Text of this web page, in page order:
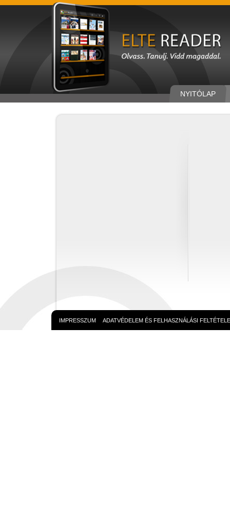
NYITÓLAP
IMPRESSZUM ADATVÉDELEM ÉS FELHASZNÁLÁSI